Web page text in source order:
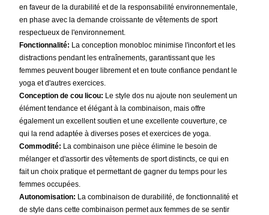
en faveur de la durabilité et de la responsabilité environnementale,
en phase avec la demande croissante de vêtements de sport
respectueux de l'environnement.
Fonctionnalité: La conception monobloc minimise l'inconfort et les
distractions pendant les entraînements, garantissant que les
femmes peuvent bouger librement et en toute confiance pendant le
yoga et d'autres exercices.
Conception de cou licou: Le style dos nu ajoute non seulement un
élément tendance et élégant à la combinaison, mais offre
également un excellent soutien et une excellente couverture, ce
qui la rend adaptée à diverses poses et exercices de yoga.
Commodité: La combinaison une pièce élimine le besoin de
mélanger et d'assortir des vêtements de sport distincts, ce qui en
fait un choix pratique et permettant de gagner du temps pour les
femmes occupées.
Autonomisation: La combinaison de durabilité, de fonctionnalité et
de style dans cette combinaison permet aux femmes de se sentir